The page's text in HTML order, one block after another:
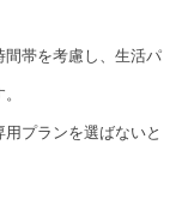
間帯を考慮し、生活パ
プランを選ばないと